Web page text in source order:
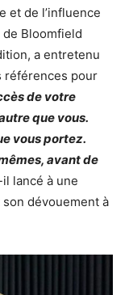
et de l’influence
de Bloomfield
a entretenu
références pour
de votre
que vous.
vous portez.
avant de
lancé à une
dévouement à